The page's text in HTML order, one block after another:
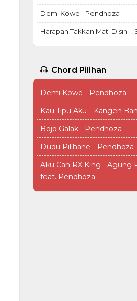
Demi Kowe - Pendhoza
Harapan Takkan Mati Disini -
Chord Pilihan
Demi Kowe - Pendhoza
Kau Tipu Aku - Kangen
Bojo Galak - Pendhoza
Dudu Pilihane - Pendhoza
Aku Cah RX King - Agung
feat. Pendhoza